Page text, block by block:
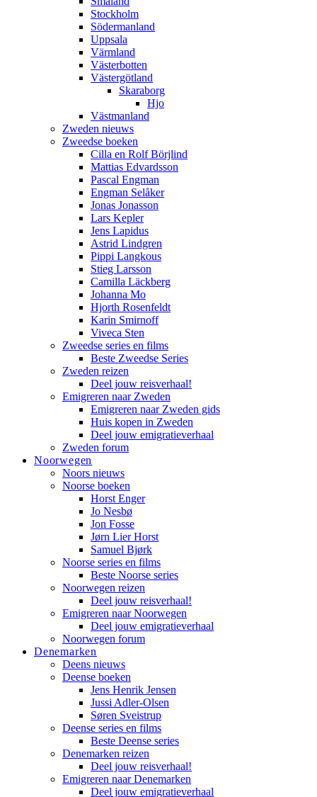
Stockholm
Södermanland
Uppsala
Värmland
Västerbotten
Västergötland
Skaraborg
Hjo
Västmanland
Zweden nieuws
Zweedse boeken
Cilla en Rolf Börjlind
Mattias Edvardsson
Pascal Engman
Engman Selåker
Jonas Jonasson
Lars Kepler
Jens Lapidus
Astrid Lindgren
Pippi Langkous
Stieg Larsson
Camilla Läckberg
Johanna Mo
Hjorth Rosenfeldt
Karin Smirnoff
Viveca Sten
Zweedse series en films
Beste Zweedse Series
Zweden reizen
Deel jouw reisverhaal!
Emigreren naar Zweden
Emigreren naar Zweden gids
Huis kopen in Zweden
Deel jouw emigratieverhaal
Zweden forum
Noorwegen
Noors nieuws
Noorse boeken
Horst Enger
Jo Nesbø
Jon Fosse
Jørn Lier Horst
Samuel Bjørk
Noorse series en films
Beste Noorse series
Noorwegen reizen
Deel jouw reisverhaal!
Emigreren naar Noorwegen
Deel jouw emigratieverhaal
Noorwegen forum
Denemarken
Deens nieuws
Deense boeken
Jens Henrik Jensen
Jussi Adler-Olsen
Søren Sveistrup
Deense series en films
Beste Deense series
Denemarken reizen
Deel jouw reisverhaal!
Emigreren naar Denemarken
Deel jouw emigratieverhaal